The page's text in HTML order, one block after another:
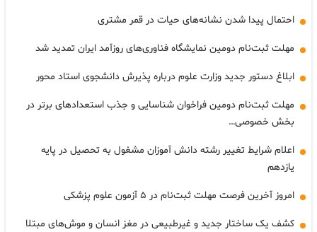
احتمال پیدا شدن نشانه‌های حیات در قمر مشتری
مهلت ثبت‌نام دومین نمایشگاه فناوری‌های روزآمد ایران تمدید شد
ابلاغ دستور جدید وزارت علوم درباره پذیرش دانشجوی استاد محور
مهلت ثبت‌نام دومین فراخوان شناسایی و جذب استعدادهای برتر در
بخش خصوصی…
اعلام شرایط تغییر رشته دانش آموزان مشغول به تحصیل در پایه
یازدهم
امروز آخرین فرصت مهلت ثبت‌نام در ۵ آزمون علوم پزشکی
کشف یک ساختار جدید و غیرطبیعی در مغز انسان و موش‌های مبتلا